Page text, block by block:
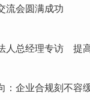
流会圆满成功
人总经理专访 提
企业合规刻不容